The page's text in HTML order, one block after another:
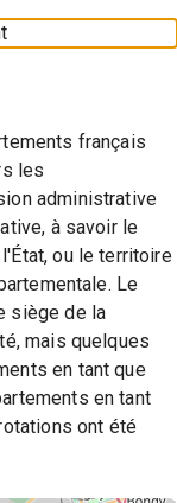
français
les
administrative
à savoir le
ou le territoire
Le
siège de la
mais quelques
en tant que
en tant
ont été